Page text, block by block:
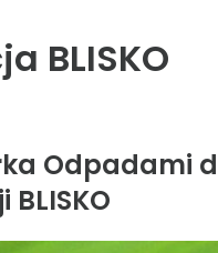
BLISKO
Odpadami